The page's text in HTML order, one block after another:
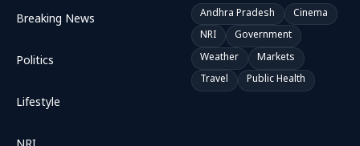
Breaking News
Politics
Lifestyle
Andhra Pradesh
Cinema
NRI
Government
Weather
Markets
Travel
Public Health